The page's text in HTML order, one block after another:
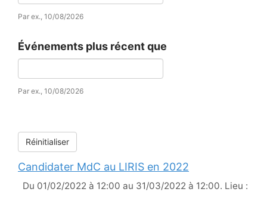
Date
Par ex., 10/08/2026
Événements plus récent que
Date
Par ex., 10/08/2026
Réinitialiser
Candidater MdC au LIRIS en 2022
Du 01/02/2022 à 12:00 au 31/03/2022 à 12:00. Lieu :